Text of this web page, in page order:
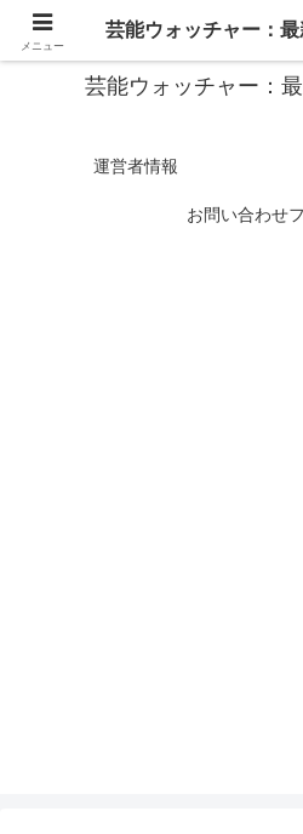
スターたちの裏側を徹底追跡！話
芸能ウォッチャー：
運営者情報
お問い合わせ
メニュー
芸能ウォッチャー：